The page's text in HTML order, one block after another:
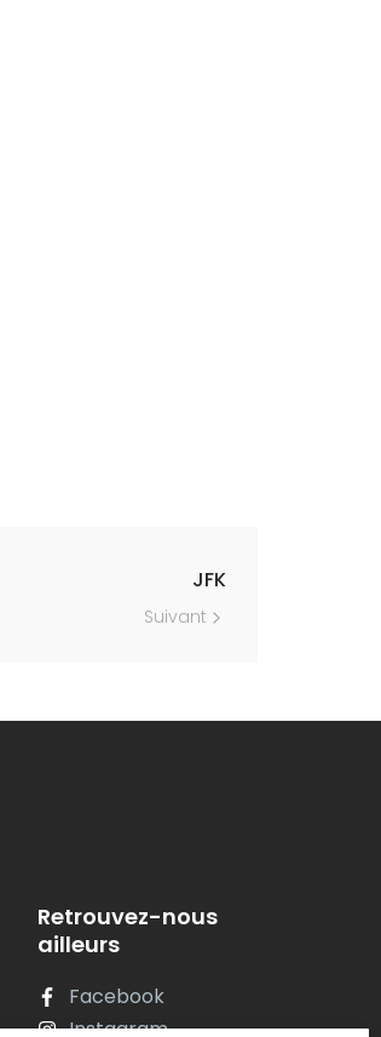
JFK
Suivant
Retrouvez-nous
ailleurs
Facebook
Instagram